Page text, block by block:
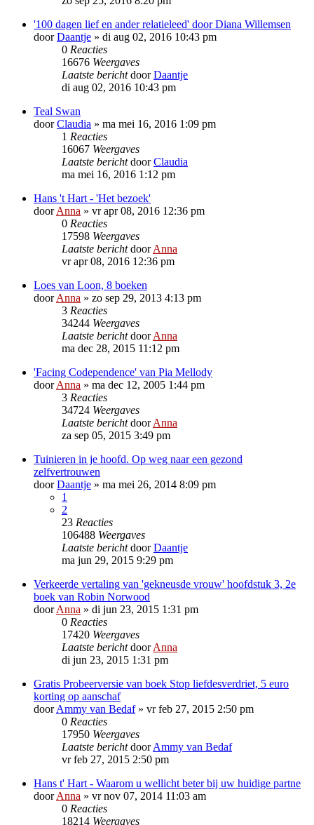
'100 dagen lief en ander relatieleed' door Diana Willemsen
doorDaantje » di aug 02, 2016 10:43 pm
0 Reacties
16676 Weergaves
Laatste berichtdoorDaantje
di aug 02, 2016 10:43 pm
Teal Swan
doorClaudia » ma mei 16, 2016 1:09 pm
1 Reacties
16067 Weergaves
Laatste berichtdoorClaudia
ma mei 16, 2016 1:12 pm
Hans 't Hart - 'Het bezoek'
doorAnna » vr apr 08, 2016 12:36 pm
0 Reacties
17598 Weergaves
Laatste berichtdoorAnna
vr apr 08, 2016 12:36 pm
Loes van Loon, 8 boeken
doorAnna » zo sep 29, 2013 4:13 pm
3 Reacties
34244 Weergaves
Laatste berichtdoorAnna
ma dec 28, 2015 11:12 pm
'Facing Codependence' van Pia Mellody
doorAnna » ma dec 12, 2005 1:44 pm
3 Reacties
34724 Weergaves
Laatste berichtdoorAnna
za sep 05, 2015 3:49 pm
Tuinieren in je hoofd. Op weg naar een gezond
zelfvertrouwen
doorDaantje » ma mei 26, 2014 8:09 pm
1
2
23 Reacties
106488 Weergaves
Laatste berichtdoorDaantje
ma jun 29, 2015 9:29 pm
Verkeerde vertaling van 'gekneusde vrouw' hoofdstuk 3, 2e
boek van Robin Norwood
doorAnna » di jun 23, 2015 1:31 pm
0 Reacties
17420 Weergaves
Laatste berichtdoorAnna
di jun 23, 2015 1:31 pm
Gratis Probeerversie van boek Stop liefdesverdriet, 5 euro
korting op aanschaf
doorAmmy van Bedaf» vr feb 27, 2015 2:50 pm
0 Reacties
17950 Weergaves
Laatste berichtdoorAmmy van Bedaf
vr feb 27, 2015 2:50 pm
Hans t' Hart - Waarom u wellicht beter bij uw huidige partne
doorAnna » vr nov 07, 2014 11:03 am
0 Reacties
18214 Weergaves